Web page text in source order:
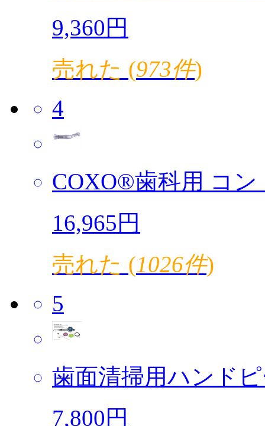
9,360円
売れた (973件)
4
COXO®歯科用 コン
16,965円
売れた (1026件)
5
歯面清掃用ハンド
7,800円